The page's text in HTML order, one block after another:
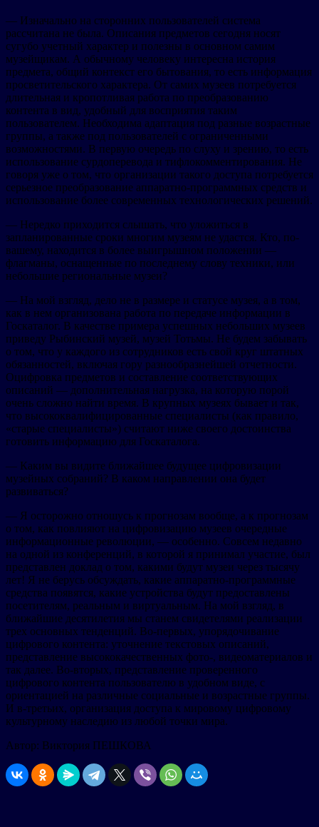
— Изначально на сторонних пользователей система
рассчитана не была. Описания предметов сегодня носят
сугубо учетный характер и полезны в основном самим
музейщикам. А обычному человеку интересна история
предмета, общий контекст его бытования, то есть информация
просветительского характера. От самих музеев потребуется
длительная и кропотливая работа по преобразованию
контента в вид, удобный для восприятия таким
пользователем. Необходима адаптация под разные возрастные
группы, а также под пользователей с ограниченными
возможностями. В первую очередь по слуху и зрению, то есть
использование сурдоперевода и тифлокомментирования. Не
говоря уже о том, что организации такого доступа потребуется
серьезное преобразование аппаратно-программных средств и
использование более современных технологических решений.
— Нередко приходится слышать, что уложиться в
запланированные сроки многим музеям не удастся. Кто, по-
вашему, находится в более выигрышном положении —
флагманы, оснащенные по последнему слову техники, или
небольшие региональные музеи?
— На мой взгляд, дело не в размере и статусе музея, а в том,
как в нем организована работа по передаче информации в
Госкаталог. В качестве примера успешных небольших музеев
приведу Рыбинский музей, музей Тотьмы. Не будем забывать
о том, что у каждого из сотрудников есть свой круг штатных
обязанностей, включая гору разнообразнейшей отчетности.
Оцифровка предметов и составление соответствующих
описаний — дополнительная нагрузка, на которую порой
очень сложно найти время. В крупных музеях бывает и так,
что высококвалифицированные специалисты (как правило,
«старые специалисты») считают ниже своего достоинства
готовить информацию для Госкаталога.
— Каким вы видите ближайшее будущее цифровизации
музейных собраний? В каком направлении она будет
развиваться?
— Я осторожно отношусь к прогнозам вообще, а к прогнозам
о том, как повлияют на цифровизацию музеев очередные
информационные революции, — особенно. Совсем недавно
на одной из конференций, в которой я принимал участие, был
представлен доклад о том, какими будут музеи через тысячу
лет! Я не берусь обсуждать, какие аппаратно-программные
средства появятся, какие устройства будут предоставлены
посетителям, реальным и виртуальным. На мой взгляд, в
ближайшие десятилетия мы станем свидетелями реализации
трех основных тенденций. Во-первых, упорядочивание
цифрового контента: уточнение текстовых описаний,
представление высококачественных фото-, видеоматериалов и
так далее. Во-вторых, представление проверенного
цифрового контента пользователю в удобном виде, с
ориентацией на различные социальные и возрастные группы.
И в-третьих, организация доступа к мировому цифровому
культурному наследию из любой точки мира.
Автор: Виктория ПЕШКОВА